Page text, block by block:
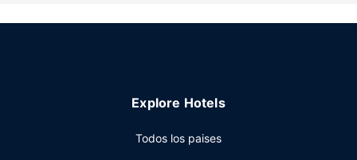
lounge. El desayuno bufé, con un coste adicional, se
los fines de semana el horario es de 06:30 a 11:00.
Explore Hotels
Todos los paises